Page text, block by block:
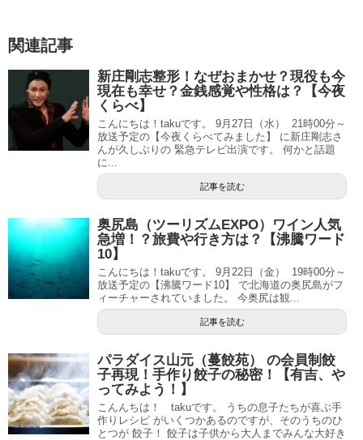
関連記事
新庄剛志整形！なぜおまかせ？現役も今
現在も幸せ？金銭感覚や性格は？【今夜
くらべ】
こんにちは！takuです。 9月27日（水） 21時00分～
放送予定の【今夜くらべてみました】 に新庄剛志さ
んが久しぶりの 緊急テレビ出演です。 何かと話題
に...
記事を読む
奥尻島（ツーリズムEXPO）ワイン人気
急増！？旅費や行き方は？【沸騰ワード
10】
こんにちは！takuです。 9月22日（金） 19時00分～
放送予定の【沸騰ワード10】 で北海道の奥尻島がフ
ィーチャーされていました。 今奥尻は観...
記事を読む
パラダイス山元（蔓餃苑） の会員制餃
子再現！手作り餃子の秘密！【有吉、や
ってみよう！】
こんんちは！ takuです。 うちの息子たちが喜ぶ手
作りレシピ がいくつかあるのですが、そのうちのひ
とつが 餃子！ 餃子は子供から大人までみんな大好き